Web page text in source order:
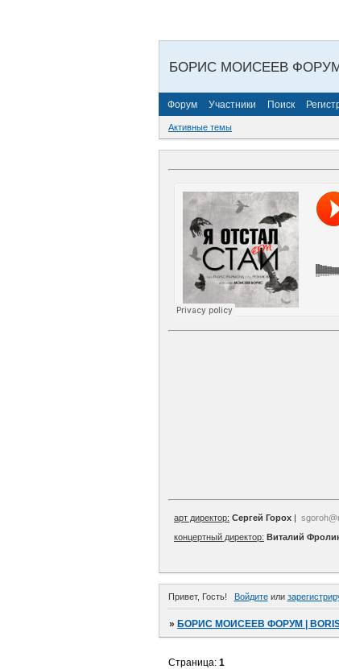
БОРИС МОИСЕЕВ ФОРУМ |
Форум Участники Поиск
Активные темы
арт директор: Сергей Горох |
концертный директор: Виталий
Привет, Гость! Войдитеили
»БОРИС МОИСЕЕВ ФОРУМ | BORIS
Страница:1